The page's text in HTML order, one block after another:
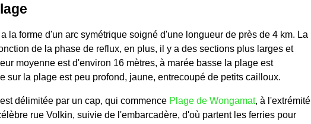
la forme d'un arc symétrique soigné d'une longueur de près de 4 km. La
de la phase de reflux, en plus, il y a des sections plus larges et
moyenne est d'environ 16 mètres, à marée basse la plage est
sur la plage est peu profond, jaune, entrecoupé de petits cailloux.
délimitée par un cap, qui commence Plage de Wongamat, à l'extrémité
rue Volkin, suivie de l'embarcadère, d'où partent les ferries pour